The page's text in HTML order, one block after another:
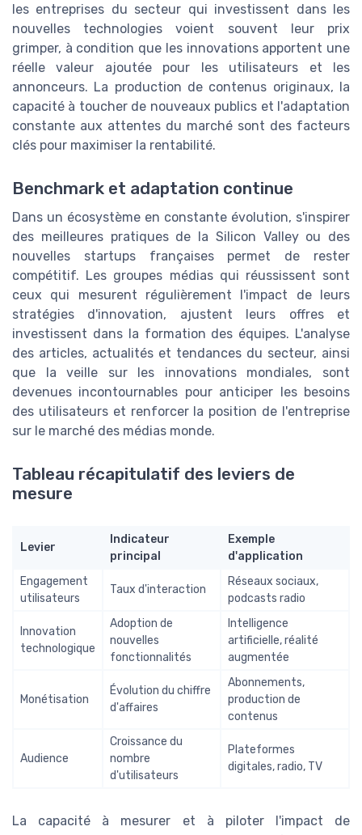
les entreprises du secteur qui investissent dans les
nouvelles technologies voient souvent leur prix
grimper, à condition que les innovations apportent une
réelle valeur ajoutée pour les utilisateurs et les
annonceurs. La production de contenus originaux, la
capacité à toucher de nouveaux publics et l'adaptation
constante aux attentes du marché sont des facteurs
clés pour maximiser la rentabilité.
Benchmark et adaptation continue
Dans un écosystème en constante évolution, s'inspirer
des meilleures pratiques de la Silicon Valley ou des
nouvelles startups françaises permet de rester
compétitif. Les groupes médias qui réussissent sont
ceux qui mesurent régulièrement l'impact de leurs
stratégies d'innovation, ajustent leurs offres et
investissent dans la formation des équipes. L'analyse
des articles, actualités et tendances du secteur, ainsi
que la veille sur les innovations mondiales, sont
devenues incontournables pour anticiper les besoins
des utilisateurs et renforcer la position de l'entreprise
sur le marché des médias monde.
Tableau récapitulatif des leviers de
mesure
Levier
Indicateur
principal
Exemple
d'application
Engagement
utilisateurs
Taux d'interaction
Réseaux sociaux,
podcasts radio
Innovation
technologique
Adoption de
nouvelles
fonctionnalités
Intelligence
artificielle, réalité
augmentée
Monétisation
Évolution du chiffre
d'affaires
Abonnements,
production de
contenus
Audience
Croissance du
nombre
d'utilisateurs
Plateformes
digitales, radio, TV
La capacité à mesurer et à piloter l'impact de